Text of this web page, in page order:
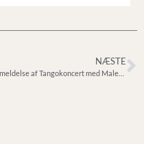
NÆSTE
Anmeldelse af Tangokoncert med Malene Thastum og Stefan Baur